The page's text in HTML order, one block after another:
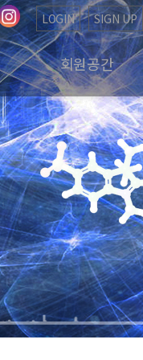
LOGIN SIGN UP
회원공간